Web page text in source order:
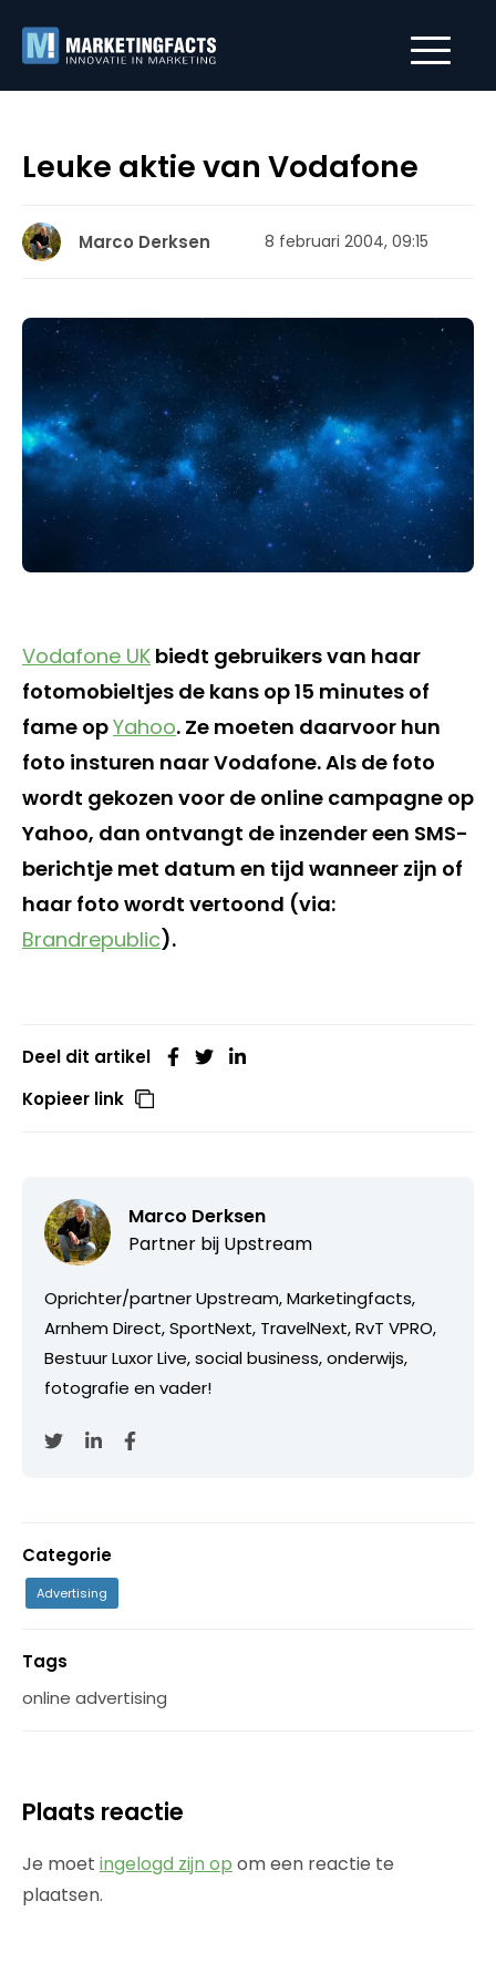
Leuke aktie van Vodafone
Marco Derksen 8 februari 2004, 09:15
Vodafone UK biedt gebruikers van haar
fotomobieltjes de kans op 15 minutes of
fame opYahoo. Ze moeten daarvoor hun
foto insturen naar Vodafone. Als de foto
wordt gekozen voor de online campagne op
Yahoo, dan ontvangt de inzender een SMS-
berichtje met datum en tijd wanneer zijn of
haar foto wordt vertoond (via:
Brandrepublic).
Deel dit artikel
Kopieer link
Marco Derksen
Partner bij Upstream
Oprichter/partner Upstream, Marketingfacts,
Arnhem Direct, SportNext, TravelNext, RvT VPRO,
Bestuur Luxor Live, social business, onderwijs,
fotografie en vader!
Categorie
Advertising
Tags
online advertising
Plaats reactie
Je moet ingelogd zijn op om een reactie te
plaatsen.